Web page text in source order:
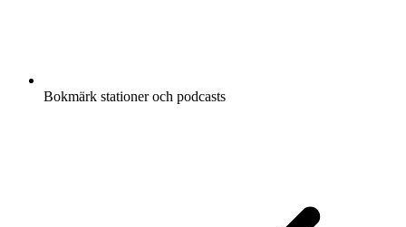
Bokmärk stationer och podcasts